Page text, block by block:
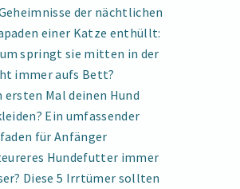
der nächtlichen
einer Katze enthüllt:
springt sie mitten in der
immer aufs Bett?
ersten Mal deinen Hund
Ein umfassender
für Anfänger
Hundefutter immer
Diese 5 Irrtümer sollten